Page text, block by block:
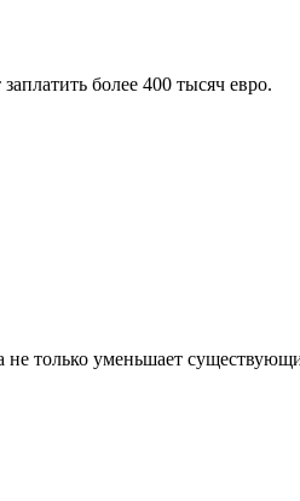
более 400 тысяч евро.
не только уменьшает